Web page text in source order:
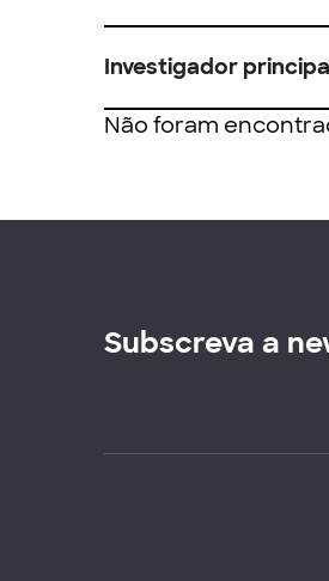
Investigador
Não foram
Subscreva a